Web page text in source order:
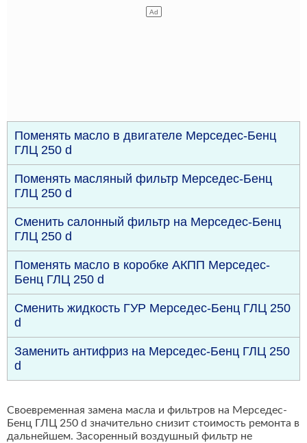
Поменять масло в двигателе Мерседес-Бенц
ГЛЦ 250 d
Поменять масляный фильтр Мерседес-Бенц
ГЛЦ 250 d
Сменить салонный фильтр на Мерседес-Бенц
ГЛЦ 250 d
Поменять масло в коробке АКПП Мерседес-
Бенц ГЛЦ 250 d
Сменить жидкость ГУР Мерседес-Бенц ГЛЦ 250
d
Заменить антифриз на Мерседес-Бенц ГЛЦ 250
d
Своевременная замена масла и фильтров на Мерседес-
Бенц ГЛЦ 250 d значительно снизит стоимость ремонта в
дальнейшем. Засоренный воздушный фильтр не